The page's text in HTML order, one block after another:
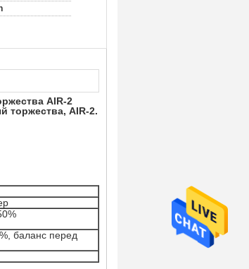
AIR-2
торжества, AIR-2.
баланс перед